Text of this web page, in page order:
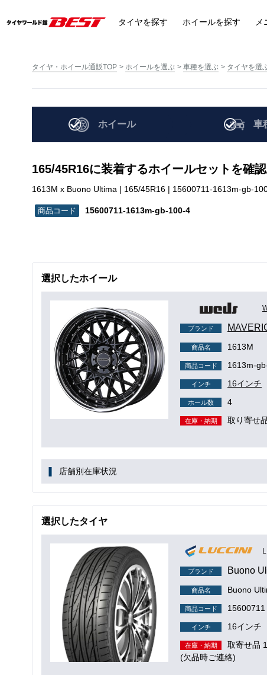
タイヤを探す ホイールを探す メ
タイヤ・ホイール通販TOP ホイールを選ぶ 車種を選ぶ タイヤを選
ホイール 車
165/45R16に装着するホイールセットを確認
1613M x Buono Ultima | 165/45R16 | 15600711-1613m-gb-
15600711-1613m-gb-100-4
選択したホイール
ブランド
商品名 1613M
商品コード 1613m-
インチ 16インチ
ホール数 4
在庫・納期 取り寄せ
店舗別在庫状況
選択したタイヤ
ブランド Buono
商品名 Buono
商品コード 15600711
インチ 16インチ
在庫・納期
取寄せ品
(欠品時ご連絡)